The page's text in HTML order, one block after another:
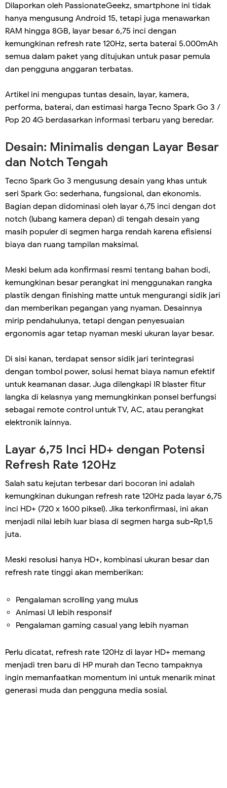
Dilaporkan oleh PassionateGeekz, smartphone ini tidak
hanya mengusung Android 15, tetapi juga menawarkan
RAM hingga 8GB, layar besar 6,75 inci dengan
kemungkinan refresh rate 120Hz, serta baterai 5.000mAh
semua dalam paket yang ditujukan untuk pasar pemula
dan pengguna anggaran terbatas.
Artikel ini mengupas tuntas desain, layar, kamera,
performa, baterai, dan estimasi harga Tecno Spark Go 3 /
Pop 20 4G berdasarkan informasi terbaru yang beredar.
Desain: Minimalis dengan Layar Besar
dan Notch Tengah
Tecno Spark Go 3 mengusung desain yang khas untuk
seri Spark Go: sederhana, fungsional, dan ekonomis.
Bagian depan didominasi oleh layar 6,75 inci dengan dot
notch (lubang kamera depan) di tengah desain yang
masih populer di segmen harga rendah karena efisiensi
biaya dan ruang tampilan maksimal.
Meski belum ada konfirmasi resmi tentang bahan bodi,
kemungkinan besar perangkat ini menggunakan rangka
plastik dengan finishing matte untuk mengurangi sidik jari
dan memberikan pegangan yang nyaman. Desainnya
mirip pendahulunya, tetapi dengan penyesuaian
ergonomis agar tetap nyaman meski ukuran layar besar.
Di sisi kanan, terdapat sensor sidik jari terintegrasi
dengan tombol power, solusi hemat biaya namun efektif
untuk keamanan dasar. Juga dilengkapi IR blaster fitur
langka di kelasnya yang memungkinkan ponsel berfungsi
sebagai remote control untuk TV, AC, atau perangkat
elektronik lainnya.
Layar 6,75 Inci HD+ dengan Potensi
Refresh Rate 120Hz
Salah satu kejutan terbesar dari bocoran ini adalah
kemungkinan dukungan refresh rate 120Hz pada layar 6,75
inci HD+ (720 x 1600 piksel). Jika terkonfirmasi, ini akan
menjadi nilai lebih luar biasa di segmen harga sub-Rp1,5
juta.
Meski resolusi hanya HD+, kombinasi ukuran besar dan
refresh rate tinggi akan memberikan:
Pengalaman scrolling yang mulus
Animasi UI lebih responsif
Pengalaman gaming casual yang lebih nyaman
Perlu dicatat, refresh rate 120Hz di layar HD+ memang
menjadi tren baru di HP murah dan Tecno tampaknya
ingin memanfaatkan momentum ini untuk menarik minat
generasi muda dan pengguna media sosial.